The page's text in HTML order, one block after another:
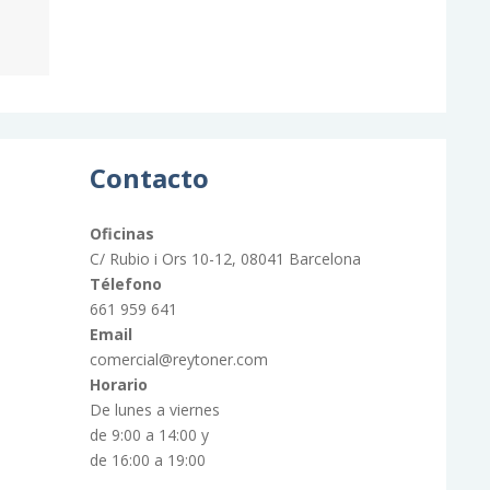
Contacto
Oficinas
C/ Rubio i Ors 10-12, 08041 Barcelona
Télefono
661 959 641
Email
comercial@reytoner.com
Horario
De lunes a viernes
de 9:00 a 14:00 y
de 16:00 a 19:00